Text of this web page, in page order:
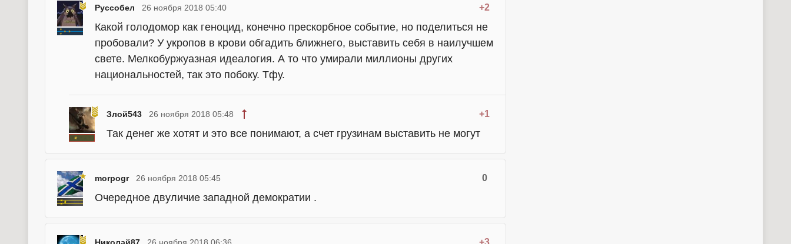
Руссобел +2
26 ноября 2018 05:40
Какой голодомор как геноцид, конечно прескорбное событие, но поделиться не
пробовали? У укропов в крови обгадить ближнего, выставить себя в наилучшем
свете. Мелкобуржуазная идеалогия. А то что умирали миллионы других
национальностей, так это побоку. Тфу.
Злой543 +1
26 ноября 2018 05:48
Так денег же хотят и это все понимают, а счет грузинам выставить не могут
morpogr 0
26 ноября 2018 05:45
Очередное двуличие западной демократии .
+3